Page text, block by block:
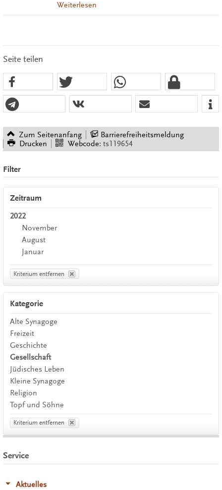
Weiterlesen
Seite teilen
Zum Seitenanfang
Barrierefreiheitsmeldung
Drucken
Webcode: ts119654
Filter
Zeitraum
2022
November
August
Januar
Kriterium entfernen
Kategorie
Alte Synagoge
Freizeit
Geschichte
Gesellschaft
Jüdisches Leben
Kleine Synagoge
Religion
Topf und Söhne
Kriterium entfernen
Service
Aktuelles